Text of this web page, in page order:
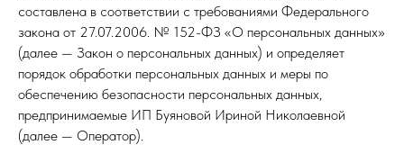
составлена в соответствии с требованиями Федерального
закона от 27.07.2006. № 152-ФЗ «О персональных данных»
(далее — Закон о персональных данных) и определяет
порядок обработки персональных данных и меры по
обеспечению безопасности персональных данных,
предпринимаемые ИП Буяновой Ириной Николаевной
(далее — Оператор).